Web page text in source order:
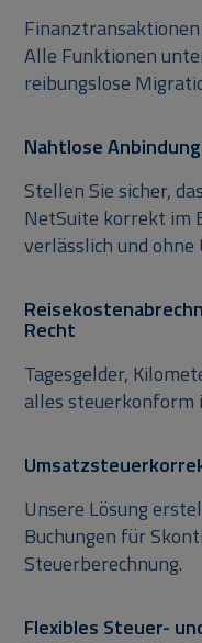
Alle Funktionen
reibungslose
Nahtlose
Stellen Sie sicher,
NetSuite korrekt im
verlässlich und ohne
Recht
Tagesgelder,
alles steuerkonform
Unsere Lösung
Buchungen für
Steuerberechnung.
Flexibles Steuer-